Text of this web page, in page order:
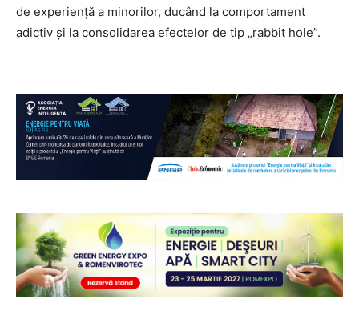
de experiență a minorilor, ducând la comportament
adictiv și la consolidarea efectelor de tip „rabbit hole”.